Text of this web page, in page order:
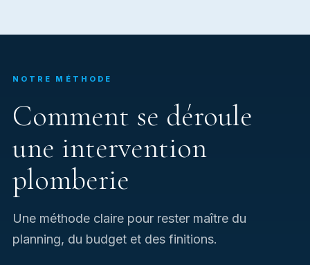
NOTRE MÉTHODE
Comment se déroule
une intervention
plomberie
Une méthode claire pour rester maître du
planning, du budget et des finitions.